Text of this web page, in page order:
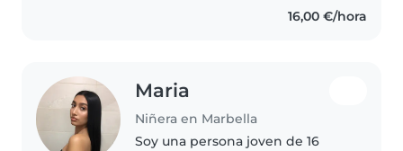
16,00 €/hora
Maria
Niñera en Marbella
Soy una persona joven de 16